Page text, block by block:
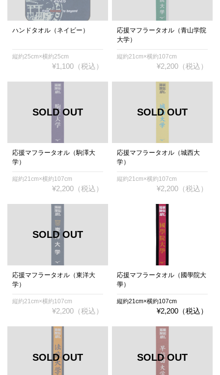
ハンドタオル（ネイビー）
縦約25cm×横約25cm
¥1,100（税込）
応援マフラータオル（青山学院
大学）
縦約21cm×横約107cm
¥2,200（税込）
応援マフラータオル（駒澤大
学）
縦約21cm×横約107cm
¥2,200（税込）
応援マフラータオル（城西大
学）
縦約21cm×横約107cm
¥2,200（税込）
応援マフラータオル（東洋大
学）
縦約21cm×横約107cm
¥2,200（税込）
応援マフラータオル（國學院大
學）
縦約21cm×横約107cm
¥2,200（税込）